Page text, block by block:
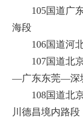
105国道广
海段
106国道河北
107国道北京
—广东东莞—深
108国道北京
川德昌境内路段